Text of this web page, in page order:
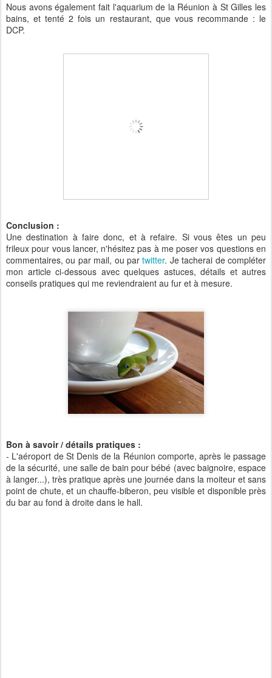
Nous avons également fait l'aquarium de la Réunion à St Gilles les
bains, et tenté 2 fois un restaurant, que vous recommande : le
DCP.
Conclusion :
Une destination à faire donc, et à refaire. Si vous êtes un peu
frileux pour vous lancer, n'hésitez pas à me poser vos questions en
commentaires, ou par mail, ou partwitter. Je tacherai de compléter
mon article ci-dessous avec quelques astuces, détails et autres
conseils pratiques qui me reviendraient au fur et à mesure.
Bon à savoir / détails pratiques :
- L'aéroport de St Denis de la Réunion comporte, après le passage
de la sécurité, une salle de bain pour bébé (avec baignoire, espace
à langer...), très pratique après une journée dans la moiteur et sans
point de chute, et un chauffe-biberon, peu visible et disponible près
du bar au fond à droite dans le hall.